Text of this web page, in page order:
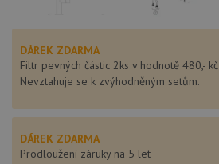
DÁREK ZDARMA
Filtr pevných částic 2ks v hodnotě 480,- kč
Nevztahuje se k zvýhodněným setům.
DÁREK ZDARMA
Prodloužení záruky na 5 let